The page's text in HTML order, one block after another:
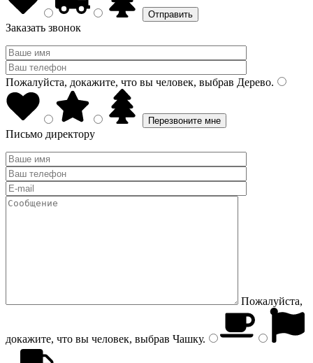
Заказать звонок
Пожалуйста, докажите, что вы человек, выбрав Дерево.
Письмо директору
Пожалуйста,
докажите, что вы человек, выбрав Чашку.